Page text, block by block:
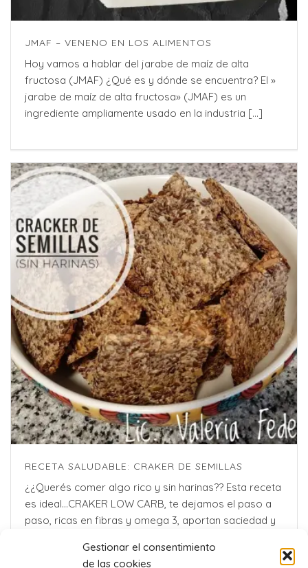
Gestionar el consentimiento
de las cookies
JMAF – VENENO EN LOS ALIMENTOS
Hoy vamos a hablar del jarabe de maíz de alta
fructosa (JMAF) ¿Qué es y dónde se encuentra? El »
jarabe de maíz de alta fructosa» (JMAF) es un
ingrediente ampliamente usado en la industria [...]
RECETA SALUDABLE: CRAKER DE SEMILLAS
¿¿Querés comer algo rico y sin harinas?? Esta receta
es ideal…CRAKER LOW CARB, te dejamos el paso a
paso, ricas en fibras y omega 3, aportan saciedad y